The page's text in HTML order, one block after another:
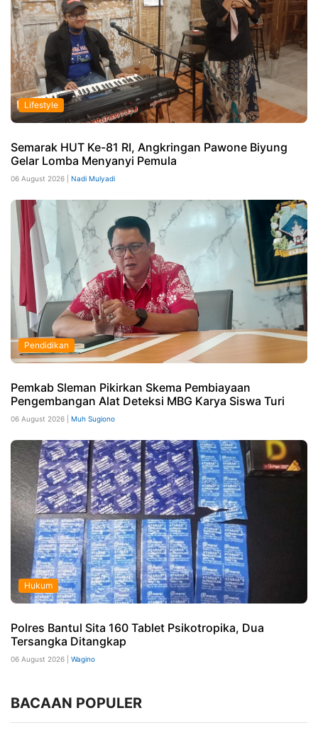
Lifestyle
Semarak HUT Ke-81 RI, Angkringan Pawone Biyung
Gelar Lomba Menyanyi Pemula
06 August 2026 | Nadi Mulyadi
Pendidikan
Pemkab Sleman Pikirkan Skema Pembiayaan
Pengembangan Alat Deteksi MBG Karya Siswa Turi
06 August 2026 | Muh Sugiono
Hukum
Polres Bantul Sita 160 Tablet Psikotropika, Dua
Tersangka Ditangkap
06 August 2026 | Wagino
BACAAN POPULER